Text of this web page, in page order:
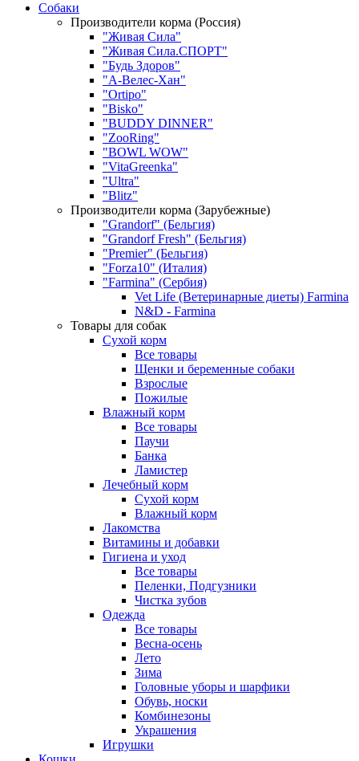
Собаки
Производители корма (Россия)
"Живая Сила"
"Живая Сила.СПОРТ"
"Будь Здоров"
"А-Велес-Хан"
"Ortipo"
"Bisko"
"BUDDY DINNER"
"ZooRing"
"BOWL WOW"
"VitaGreenka"
"Ultra"
"Blitz"
Производители корма (Зарубежные)
"Grandorf" (Бельгия)
"Grandorf Fresh" (Бельгия)
"Premier" (Бельгия)
"Forza10" (Италия)
"Farmina" (Сербия)
Vet Life (Ветеринарные диеты) Farmina
N&D - Farmina
Товары для собак
Сухой корм
Все товары
Щенки и беременные собаки
Взрослые
Пожилые
Влажный корм
Все товары
Паучи
Банка
Ламистер
Лечебный корм
Сухой корм
Влажный корм
Лакомства
Витамины и добавки
Гигиена и уход
Все товары
Пеленки, Подгузники
Чистка зубов
Одежда
Все товары
Весна-осень
Лето
Зима
Головные уборы и шарфики
Обувь, носки
Комбинезоны
Украшения
Игрушки